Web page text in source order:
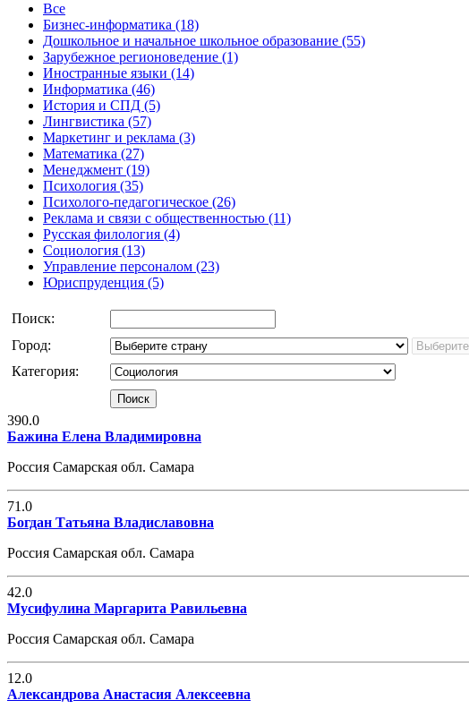
Все
Бизнес-информатика (18)
Дошкольное и начальное школьное образование (55)
Зарубежное регионоведение (1)
Иностранные языки (14)
Информатика (46)
История и СПД (5)
Лингвистика (57)
Маркетинг и реклама (3)
Математика (27)
Менеджмент (19)
Психология (35)
Психолого-педагогическое (26)
Реклама и связи с общественностью (11)
Русская филология (4)
Социология (13)
Управление персоналом (23)
Юриспруденция (5)
Поиск:
Город:
Категория:
390.0
Бажина Елена Владимировна
Россия Самарская обл. Самара
71.0
Богдан Татьяна Владиславовна
Россия Самарская обл. Самара
42.0
Мусифулина Маргарита Равильевна
Россия Самарская обл. Самара
12.0
Александрова Анастасия Алексеевна